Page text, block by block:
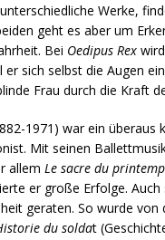
Werke,
geht es aber um
Bei Oedipus Rex
er sich selbst die Augen
Frau durch die Kraft
1971) war ein überaus
Mit seinen
allem Le sacre du
er große Erfolge. Auch
geraten. So wurde von
du soldat